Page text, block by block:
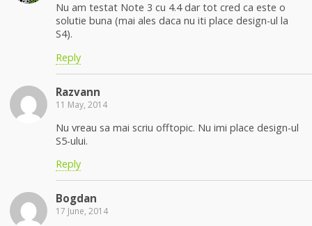
Nu am testat Note 3 cu 4.4 dar tot cred ca este o
solutie buna (mai ales daca nu iti place design-ul la
S4).
Reply
Razvann
11 May, 2014
Nu vreau sa mai scriu offtopic. Nu imi place design-ul
S5-ului.
Reply
Bogdan
17 June, 2014